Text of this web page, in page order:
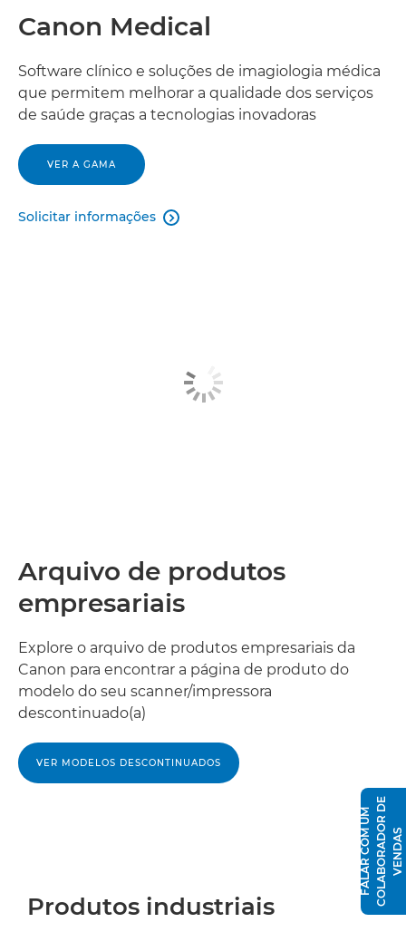
Canon Medical
Software clínico e soluções de imagiologia médica
que permitem melhorar a qualidade dos serviços
de saúde graças a tecnologias inovadoras
VER A GAMA
Solicitar informações 
Arquivo de produtos
empresariais
Explore o arquivo de produtos empresariais da
Canon para encontrar a página de produto do
modelo do seu scanner/impressora
descontinuado(a)
VER MODELOS DESCONTINUADOS
Produtos industriais
F
A
L
A
R
C
O M
U
M
C
O
L
A
B
O
R
A
D
O
R
DE
V
E
N
D
A S